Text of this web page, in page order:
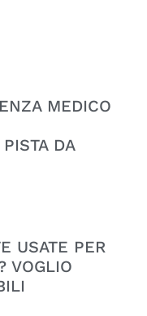
MEDICO
DA
USATE PER
VOGLIO